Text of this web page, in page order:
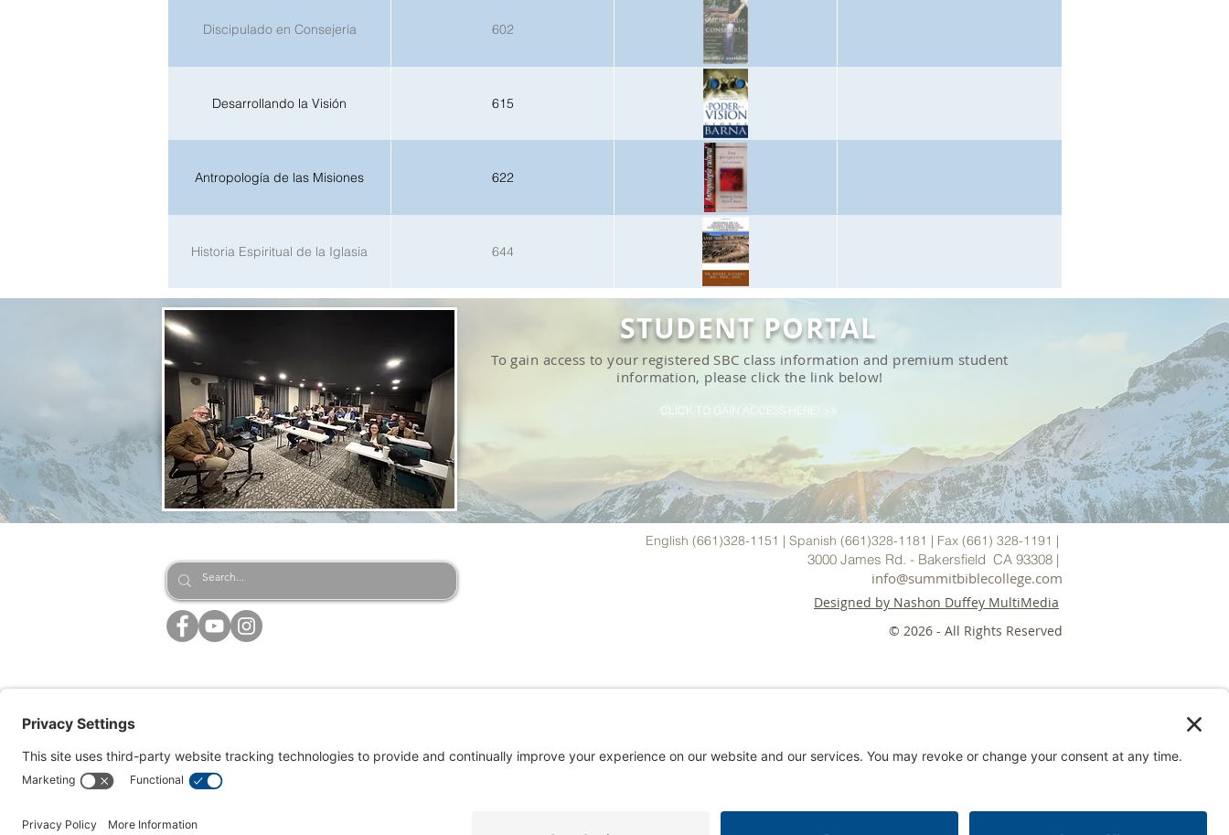
Discipulado en Consejería 602
Desarrollando la Visión 615
Antropología de las Misiones 622
Historia Espiritual de la Iglasia 644
STUDENT PORTAL
To gain access to your registered SBC class information and premium student
information, please click the link below!
CLICK TO GAIN ACCESS HERE! >>
English (661)328-1151 | Spanish (661)328-1181 | Fax (661) 328-1191 |
3000 James Rd. - Bakersfield CA 93308 |
info@summitbiblecollege.com
Designed by Nashon Duffey MultiMedia
© 2026 - All Rights Reserved
Statement of Non-Discrimination:
Summit Bible College does not discriminate on the basis of race, color, national or ethnic origin, sex, disability, or age. As a religious
a godly lifestyle to be admitted to the college and must write a testimony of their faith. SBC expressly reserves its rights, its